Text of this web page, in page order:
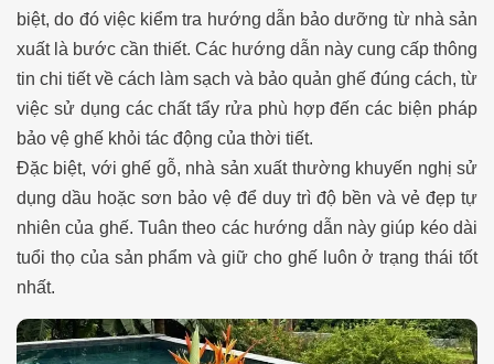
biệt, do đó việc kiểm tra hướng dẫn bảo dưỡng từ nhà sản
xuất là bước cần thiết. Các hướng dẫn này cung cấp thông
tin chi tiết về cách làm sạch và bảo quản ghế đúng cách, từ
việc sử dụng các chất tẩy rửa phù hợp đến các biện pháp
bảo vệ ghế khỏi tác động của thời tiết.
Đặc biệt, với ghế gỗ, nhà sản xuất thường khuyến nghị sử
dụng dầu hoặc sơn bảo vệ để duy trì độ bền và vẻ đẹp tự
nhiên của ghế. Tuân theo các hướng dẫn này giúp kéo dài
tuổi thọ của sản phẩm và giữ cho ghế luôn ở trạng thái tốt
nhất.